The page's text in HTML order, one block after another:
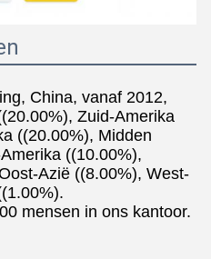
China, vanaf 2012,
Zuid-Amerika
((20.00%), Midden
((10.00%),
Azië ((8.00%), West-
mensen in ons kantoor.